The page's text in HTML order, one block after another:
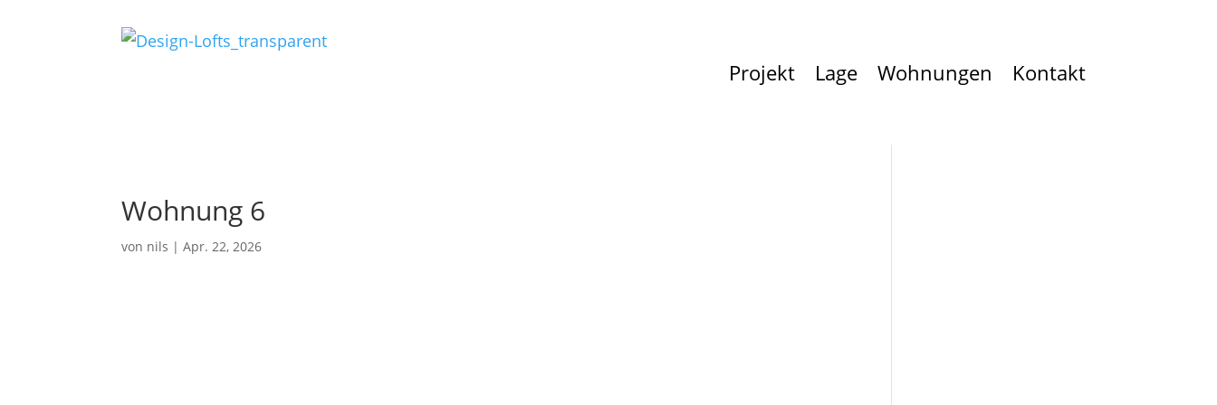
Projekt Lage Wohnungen Kontakt
Wohnung 6
von nils |Apr. 22, 2026